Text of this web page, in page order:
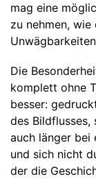
mag eine
zu nehmen,
Die
komplett ohne
besser:
des Bildflusses,
auch länger bei
und sich nicht
der die